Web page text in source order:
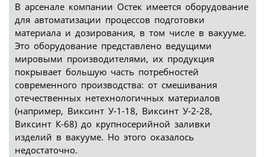
В арсенале компании Остек имеется оборудование
для автоматизации процессов подготовки
материала и дозирования, в том числе в вакууме.
Это оборудование представлено ведущими
мировыми производителями, их продукция
покрывает большую часть потребностей
современного производства: от смешивания
отечественных нетехнологичных материалов
(например, Виксинт У‑1-18, Виксинт У‑2-28,
Виксинт К‑68) до крупносерийной заливки
изделий в вакууме. Но этого оказалось
недостаточно.